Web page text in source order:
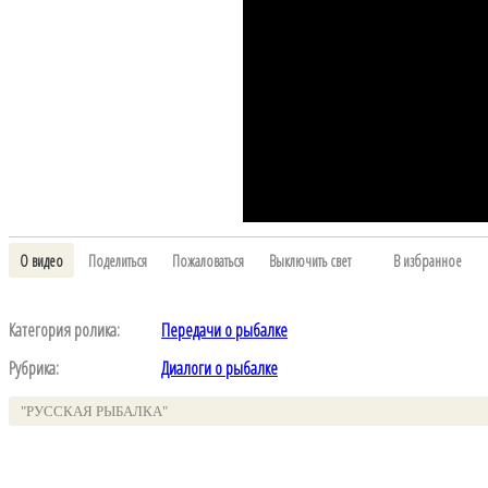
О видео Поделиться Пожаловаться Выключить свет В избранное
Категория ролика:
Передачи о рыбалке
Рубрика:
Диалоги о рыбалке
"РУССКАЯ РЫБАЛКА"